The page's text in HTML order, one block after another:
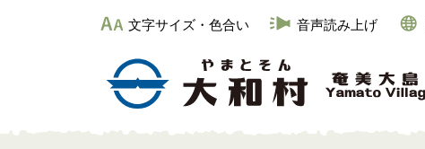
文字サイズ・色合い 音声読み上げ